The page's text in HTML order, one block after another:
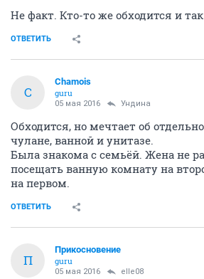
Не факт. Кто-то же обходится и так.
ОТВЕТИТЬ
C
Chamois
guru
05 мая 2016 Ундинa
Обходится, но мечтает об
чулане, ванной и унитазе.
Была знакома с семьёй. Жена не
посещать ванную комнату на
на первом.
ОТВЕТИТЬ
П
Прикосновение
guru
05 мая 2016 elle08